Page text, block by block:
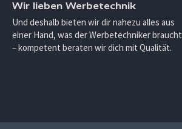
Wir lieben Werbetechnik
Und deshalb bieten wir dir nahezu alles aus
einer Hand, was der Werbetechniker braucht
– kompetent beraten wir dich mit Qualität.